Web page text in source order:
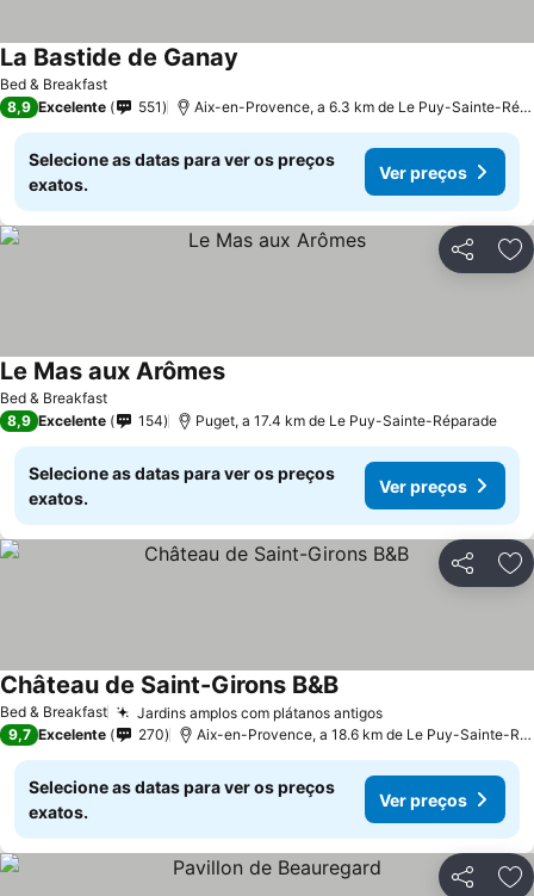
Bed & Breakfast
La Bastide de Ganay
8,9 Excelente 551 Aix-en-Provence, a 6.3 km de Le Puy-Sainte-Réparade
Selecione as datas para ver os preços
exatos.
Ver preços
Partilhar
Bed & Breakfast
Le Mas aux Arômes
8,9 Excelente 154 Puget, a 17.4 km de Le Puy-Sainte-Réparade
Selecione as datas para ver os preços
exatos.
Ver preços
Partilhar
Bed & Breakfast Jardins amplos com plátanos antigos
Château de Saint-Girons B&B
9,7 Excelente 270 Aix-en-Provence, a 18.6 km de Le Puy-Sainte-Réparade
Selecione as datas para ver os preços
exatos.
Ver preços
Partilhar